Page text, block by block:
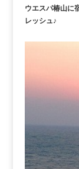
ウエスパ椿山に
レッシュ♪